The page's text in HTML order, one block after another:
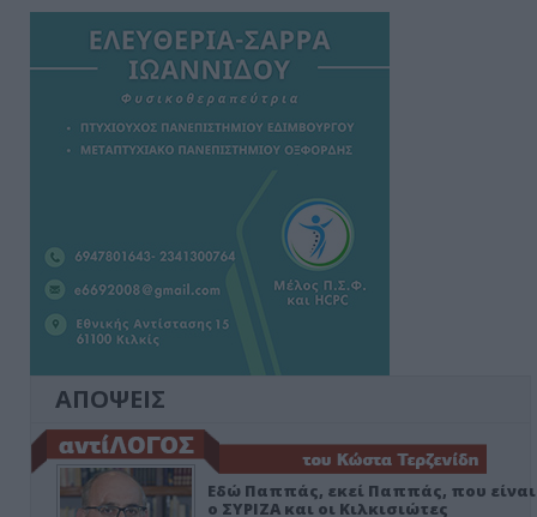
ΑΠΟΨΕΙΣ
Εδώ Παππάς, εκεί Παππάς, που είναι
ο ΣΥΡΙΖΑ και οι Κιλκισιώτες